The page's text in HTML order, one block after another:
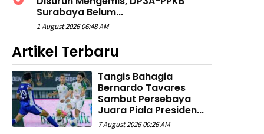
Surabaya Belum...
1 August 2026 06:48 AM
Artikel Terbaru
Tangis Bahagia
Bernardo Tavares
Sambut Persebaya
Juara Piala Presiden...
7 August 2026 00:26 AM